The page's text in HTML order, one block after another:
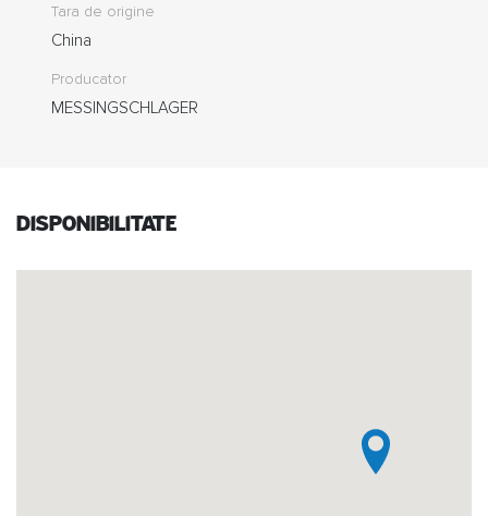
Tara de origine
China
Producator
MESSINGSCHLAGER
Disponibilitate